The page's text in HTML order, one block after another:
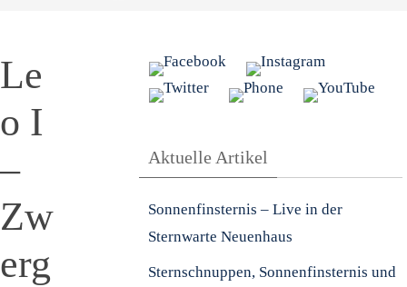
Le
o I
–
Zw
erg
Aktuelle Artikel
Sonnenfinsternis – Live in der
Sternwarte Neuenhaus
Sternschnuppen, Sonnenfinsternis und